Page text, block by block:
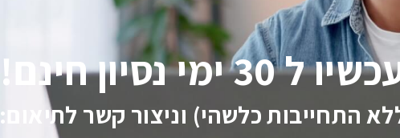
נסיון חינם!
התחייבות כלשהי) וניצור קשר לתיאום: